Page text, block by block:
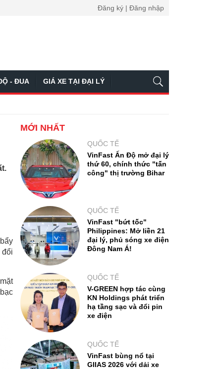
Đăng ký | Đăng nhập
- ĐUA GIÁ XE TẠI ĐẠI LÝ
MỚI NHẤT
QUỐC TẾ
VinFast Ấn Độ mở đại lý
thứ 60, chính thức "tấn
công" thị trường Bihar
QUỐC TẾ
VinFast "bứt tốc"
Philippines: Mở liền 21
đại lý, phủ sóng xe điện
Đông Nam Á!
QUỐC TẾ
V-GREEN hợp tác cùng
KN Holdings phát triển
hạ tầng sạc và đổi pin
xe điện
QUỐC TẾ
VinFast bùng nổ tại
GIIAS 2026 với dải xe